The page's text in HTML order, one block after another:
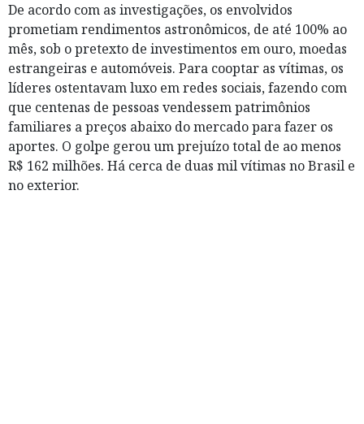
De acordo com as investigações, os envolvidos
prometiam rendimentos astronômicos, de até 100% ao
mês, sob o pretexto de investimentos em ouro, moedas
estrangeiras e automóveis. Para cooptar as vítimas, os
líderes ostentavam luxo em redes sociais, fazendo com
que centenas de pessoas vendessem patrimônios
familiares a preços abaixo do mercado para fazer os
aportes. O golpe gerou um prejuízo total de ao menos
R$ 162 milhões. Há cerca de duas mil vítimas no Brasil e
no exterior.